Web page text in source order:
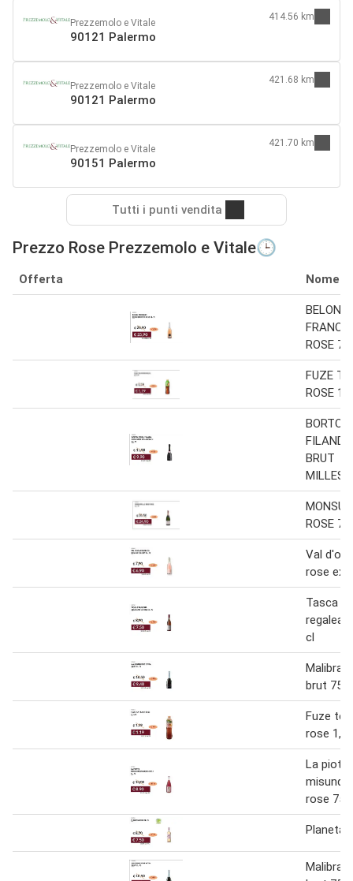
Prezzemolo e Vitale
90121 Palermo
414.56 km
Prezzemolo e Vitale
90121 Palermo
421.68 km
Prezzemolo e Vitale
90151 Palermo
421.70 km
Tutti i punti vendita
Prezzo Rose Prezzemolo e Vitale🕒
Offerta Nome
BELON
ROSE
FUZE
ROSE
BRUT
ROSE
Val
rose
Tasca
regaleali
cl
brut 75
Fuze
rose
La piotta
rose 75
Planeta